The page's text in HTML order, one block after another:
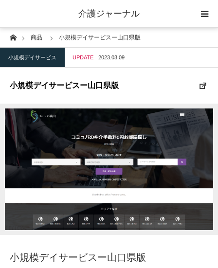
介護ジャーナル
Home商品 小規模デイサービスー山口県版
小規模デイサービス UPDATE 2023.03.09
小規模デイサービスー山口県版
小規模デイサービスー山口県版
ケアプラン作成
訪問
短期入所
訪問＋通い＋宿泊
施設
地域密着型小規模施設
住宅改修